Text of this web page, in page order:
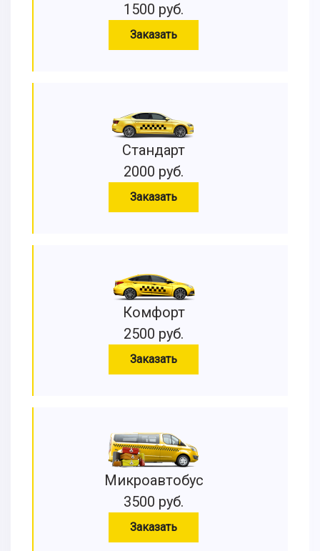
1500 руб.
Заказать
Стандарт
2000 руб.
Заказать
Комфорт
2500 руб.
Заказать
Микроавтобус
3500 руб.
Заказать